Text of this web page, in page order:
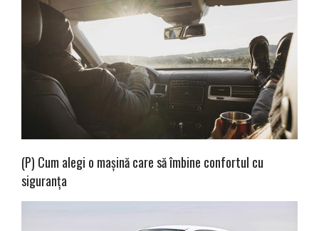
(P) Cum alegi o mașină care să îmbine confortul cu
siguranța